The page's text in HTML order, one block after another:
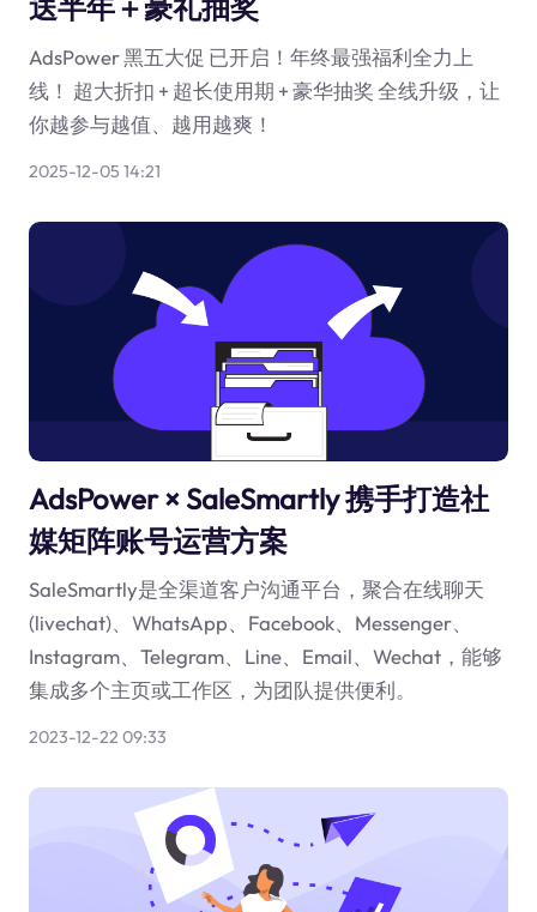
送半年＋豪礼抽奖
AdsPower 黑五大促 已开启！年终最强福利全力上
线！ 超大折扣 + 超长使用期 + 豪华抽奖 全线升级，让
你越参与越值、越用越爽！
2025-12-05 14:21
AdsPower × SaleSmartly 携手打造社
媒矩阵账号运营方案
SaleSmartly是全渠道客户沟通平台，聚合在线聊天
(livechat)、WhatsApp、Facebook、Messenger、
Instagram、Telegram、Line、Email、Wechat，能够
集成多个主页或工作区，为团队提供便利。
2023-12-22 09:33